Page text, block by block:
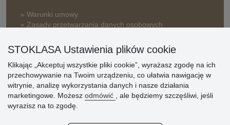
» Warunki umowy
» Zasady przetwarzania danych osobowych
» Reklamacje
» Dlaczego należy się zarejestrować?
» Najczęściej zadawane pytania
STOKLASA Ustawienia plików cookie
Klikając „Akceptuj wszystkie pliki cookie”, wyrażasz zgodę na ich
przechowywanie na Twoim urządzeniu, co ułatwia nawigację w
witrynie, analizę wykorzystania danych i nasze działania
marketingowe. Możesz odmówić
, ale będziemy szczęśliwi, jeśli
wyrazisz na to zgodę.